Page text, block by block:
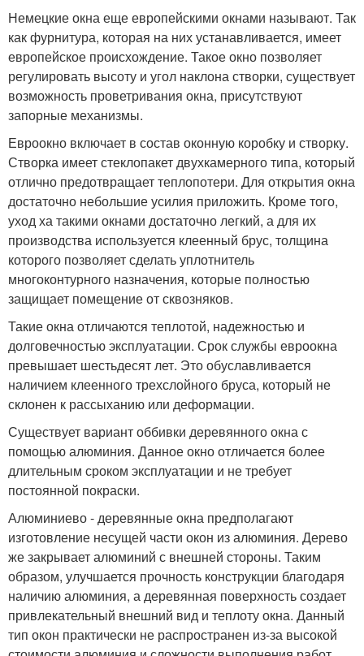
Немецкие окна еще европейскими окнами называют. Так
как фурнитура, которая на них устанавливается, имеет
европейское происхождение. Такое окно позволяет
регулировать высоту и угол наклона створки, существует
возможность проветривания окна, присутствуют
запорные механизмы.
Евроокно включает в состав оконную коробку и створку.
Створка имеет стеклопакет двухкамерного типа, который
отлично предотвращает теплопотери. Для открытия окна
достаточно небольшие усилия приложить. Кроме того,
уход ха такими окнами достаточно легкий, а для их
производства используется клеенный брус, толщина
которого позволяет сделать уплотнитель
многоконтурного назначения, которые полностью
защищает помещение от сквозняков.
Такие окна отличаются теплотой, надежностью и
долговечностью эксплуатации. Срок службы евроокна
превышает шестьдесят лет. Это обуславливается
наличием клеенного трехслойного бруса, который не
склонен к рассыханию или деформации.
Существует вариант оббивки деревянного окна с
помощью алюминия. Данное окно отличается более
длительным сроком эксплуатации и не требует
постоянной покраски.
Алюминиево - деревянные окна предполагают
изготовление несущей части окон из алюминия. Дерево
же закрывает алюминий с внешней стороны. Таким
образом, улучшается прочность конструкции благодаря
наличию алюминия, а деревянная поверхность создает
привлекательный внешний вид и теплоту окна. Данный
тип окон практически не распространен из-за высокой